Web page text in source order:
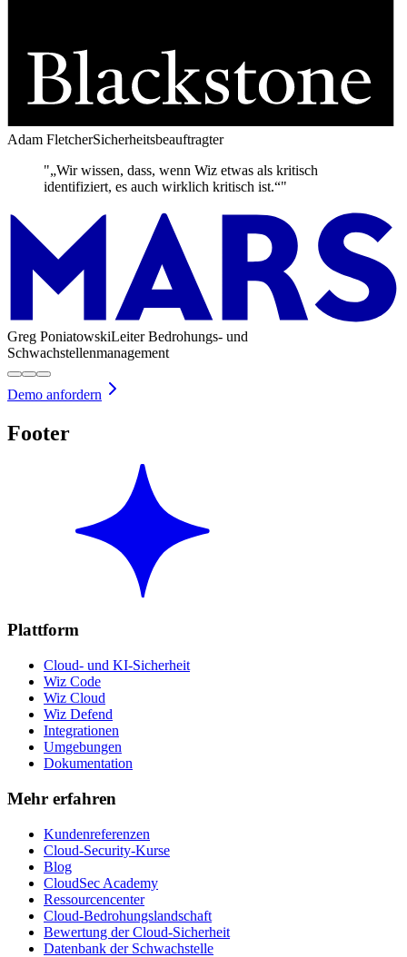
Adam FletcherSicherheitsbeauftragter
"„Wir wissen, dass, wenn Wiz etwas als kritisch
identifiziert, es auch wirklich kritisch ist.“"
Greg PoniatowskiLeiter Bedrohungs- und
Schwachstellenmanagement
Demo anfordern
Footer
Plattform
Cloud- und KI-Sicherheit
Wiz Code
Wiz Cloud
Wiz Defend
Integrationen
Umgebungen
Dokumentation
Mehr erfahren
Kundenreferenzen
Cloud-Security-Kurse
Blog
CloudSec Academy
Ressourcencenter
Cloud-Bedrohungslandschaft
Bewertung der Cloud-Sicherheit
Datenbank der Schwachstelle